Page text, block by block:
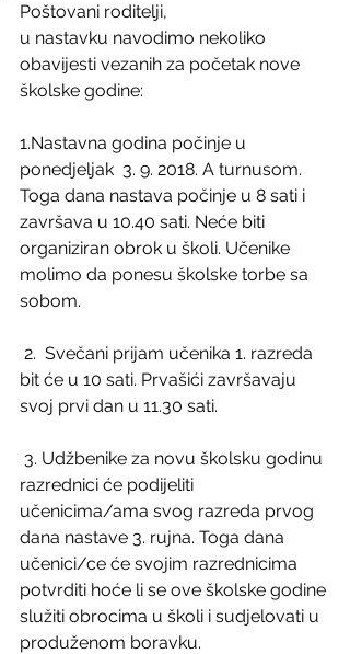
Poštovani roditelji,
u nastavku navodimo nekoliko
obavijesti vezanih za početak nove
školske godine:
1.Nastavna godina počinje u
ponedjeljak  3. 9. 2018. A turnusom.
Toga dana nastava počinje u 8 sati i
završava u 10.40 sati. Neće biti
organiziran obrok u školi. Učenike
molimo da ponesu školske torbe sa
sobom.
bit će u 10 sati. Prvašići završavaju
svoj prvi dan u 11.30 sati.
razrednici će podijeliti
učenicima/ama svog razreda prvog
dana nastave 3. rujna. Toga dana
učenici/ce će svojim razrednicima
potvrditi hoće li se ove školske godine
služiti obrocima u školi i sudjelovati u
produženom boravku.